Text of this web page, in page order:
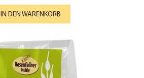
IN DEN WARENKORB